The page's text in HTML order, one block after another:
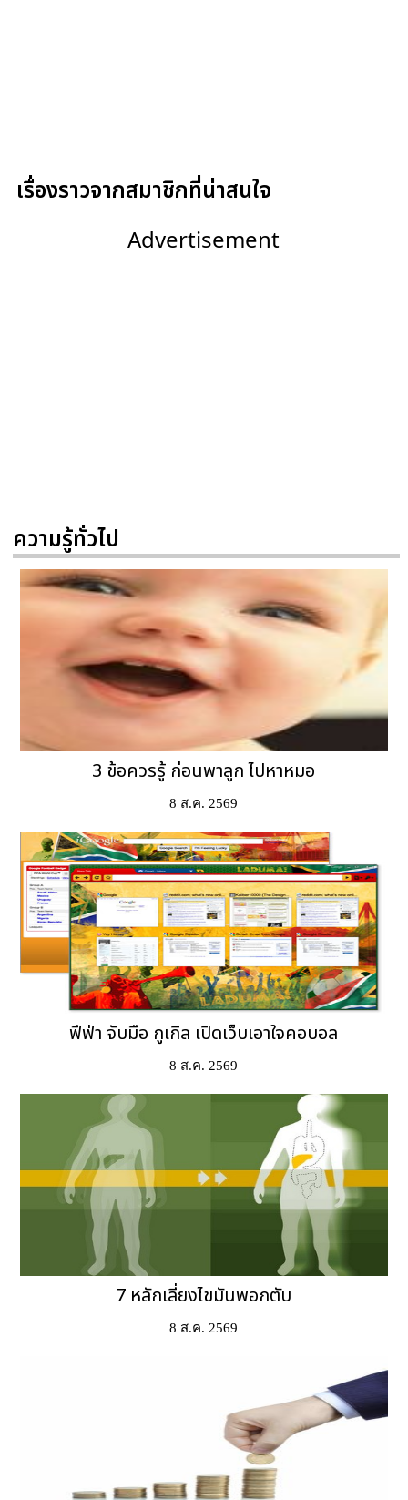
เรื่องราวจากสมาชิกที่น่าสนใจ
Advertisement
ความรู้ทั่วไป
3 ข้อควรรู้ ก่อนพาลูก ไปหาหมอ
8 ส.ค. 2569
ฟีฟ่า จับมือ กูเกิล เปิดเว็บเอาใจคอบอล
8 ส.ค. 2569
7 หลักเลี่ยงไขมันพอกตับ
8 ส.ค. 2569